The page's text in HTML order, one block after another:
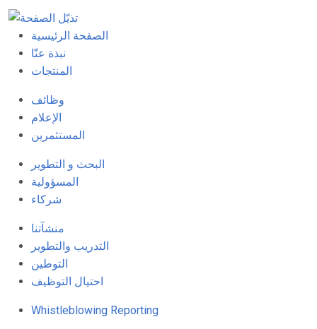
الصفحة الرئيسية
نبذة عنّا
المنتجات
وظائف
الإعلام
المستثمرين
البحث و التطوير
المسؤولية
شركاء
منشآتنا
التدريب والتطوير
التوطين
احتيال التوظيف
Whistleblowing Reporting